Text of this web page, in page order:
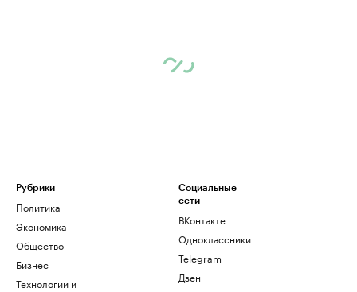
Рубрики
Политика
Экономика
Общество
Бизнес
Технологии и
Социальные
сети
ВКонтакте
Одноклассники
Telegram
Дзен